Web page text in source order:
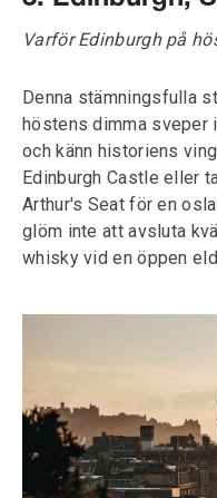
Varför Edinburgh på
Denna stämningsfulla
höstens dimma sveper
och känn historiens
Edinburgh Castle eller
Arthur's Seat för en
glöm inte att avsluta
whisky vid en öppen